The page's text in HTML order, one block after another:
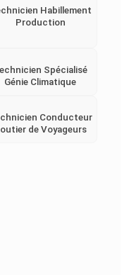
Habillement
Production
Spécialisé
Génie Climatique
Conducteur
de Voyageurs